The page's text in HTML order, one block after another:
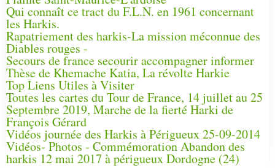
Qui connaît ce tract du F.L.N. en 1961 concernant
les Harkis.
Rapatriement des harkis-La mission méconnue des
Diables rouges -
Secours de france secourir accompagner informer
Thèse de Khemache Katia, La révolte Harkie
Top Liens Utiles à Visiter
Toutes les cartes du Tour de France, 14 juillet au 25
Septembre 2019, Marche de la fierté Harki de
François Gérard
Vidéos journée des Harkis à Périgueux 25-09-2014
Vidéos- Photos - Commémoration Abandon des
harkis 12 mai 2017 à périgueux Dordogne (24)